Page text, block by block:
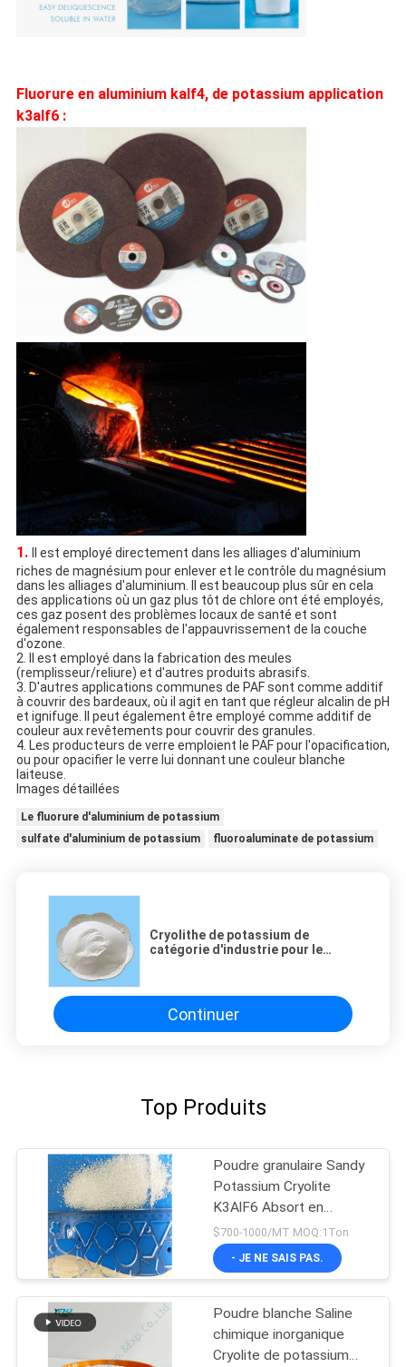
Fluorure en aluminium kalf4, de potassium application
k3alf6 :
1. Il est employé directement dans les alliages d'aluminium
riches de magnésium pour enlever et le contrôle du magnésium
dans les alliages d'aluminium. Il est beaucoup plus sûr en cela
des applications où un gaz plus tôt de chlore ont été employés,
ces gaz posent des problèmes locaux de santé et sont
également responsables de l'appauvrissement de la couche
d'ozone.
2. Il est employé dans la fabrication des meules
(remplisseur/reliure) et d'autres produits abrasifs.
3. D'autres applications communes de PAF sont comme additif
à couvrir des bardeaux, où il agit en tant que régleur alcalin de pH
et ignifuge. Il peut également être employé comme additif de
couleur aux revêtements pour couvrir des granules.
4. Les producteurs de verre emploient le PAF pour l'opacification,
ou pour opacifier le verre lui donnant une couleur blanche
laiteuse.
Images détaillées
Le fluorure d'aluminium de potassium
sulfate d'aluminium de potassium
fluoroaluminate de potassium
Cryolithe de potassium de
catégorie d'industrie pour le
Continuer
Top Produits
Poudre granulaire Sandy
Potassium Cryolite
K3AlF6 Absort en
aluminium
$700-1000/MT MOQ:1Ton
- JE NE SAIS PAS.
Poudre blanche Saline
chimique inorganique
Cryolite de potassium